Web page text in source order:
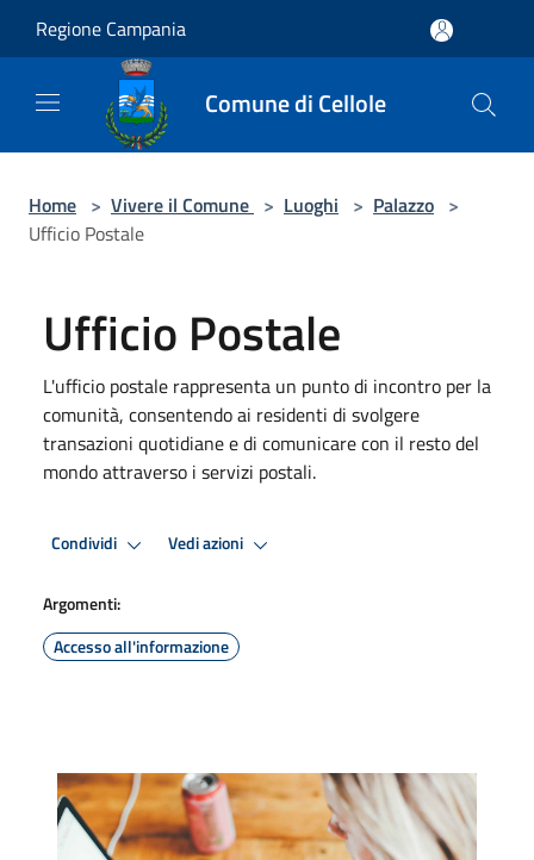
Regione Campania
Comune di Cellole
Home > Vivere il Comune > Luoghi > Palazzo >
Ufficio Postale
Ufficio Postale
L'ufficio postale rappresenta un punto di incontro per la
comunità, consentendo ai residenti di svolgere
transazioni quotidiane e di comunicare con il resto del
mondo attraverso i servizi postali.
Condividi Vedi azioni
Argomenti:
Accesso all'informazione